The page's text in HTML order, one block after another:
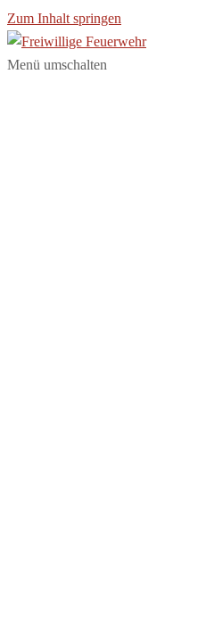
Zum Inhalt springen
Menü umschalten